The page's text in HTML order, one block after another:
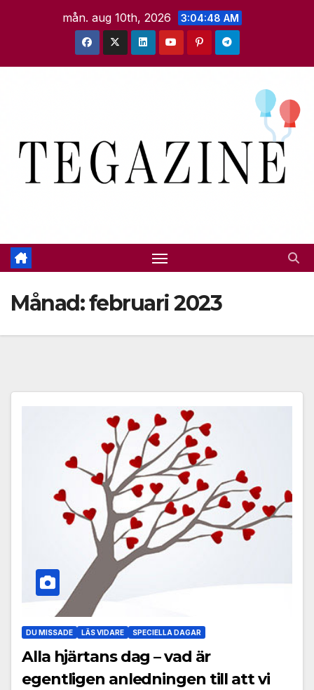
mån. aug 10th, 2026 3:04:49 AM
Månad:februari 2023
DU MISSADE LÄS VIDARE SPECIELLA DAGAR
Alla hjärtans dag – vad är
egentligen anledningen till att vi